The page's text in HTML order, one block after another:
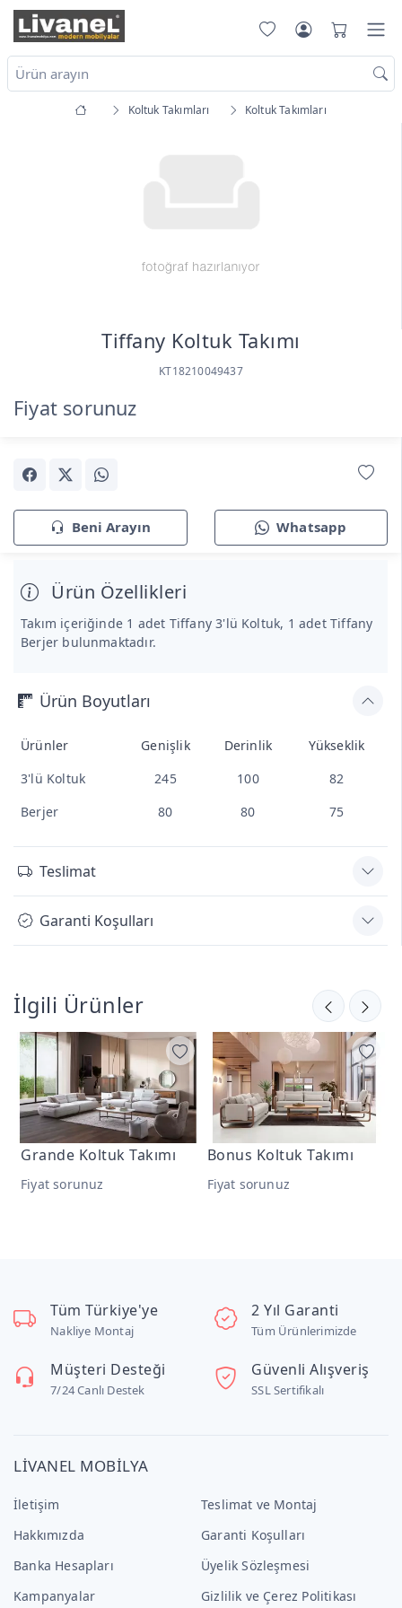
Koltuk Takımları Koltuk Takımları
Tiffany Koltuk Takımı
KT18210049437
Fiyat sorunuz
Beni Arayın Whatsapp
Ürün Özellikleri
Takım içeriğinde 1 adet Tiffany 3'lü Koltuk, 1 adet Tiffany
Berjer bulunmaktadır.
Ürün Boyutları
Ürünler Genişlik Derinlik
Yükseklik
3'lü Koltuk
245 100
82
Berjer
80 80 75
Teslimat
Garanti Koşulları
İlgili Ürünler
Bonus Koltuk Takımı
Fiyat sorunuz
Aura Koltuk Takımı
Fiyat sorunuz
Tüm Türkiye'ye
Nakliye Montaj
2 Yıl Garanti
Tüm Ürünlerimizde
Müşteri Desteği
7/24 Canlı Destek
Güvenli Alışveriş
SSL Sertifikalı
LİVANEL MOBİLYA
İletişim
Hakkımızda
Banka Hesapları
Kampanyalar
Teslimat ve Montaj
Garanti Koşulları
Üyelik Sözleşmesi
Gizlilik ve Çerez Politikası